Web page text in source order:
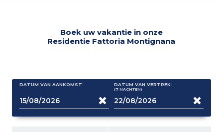
Boek uw vakantie in onze
Residentie Fattoria Montignana
DATUM VAN AANKOMST: DATUM VAN VERTREK:
(7 NACHTEN)